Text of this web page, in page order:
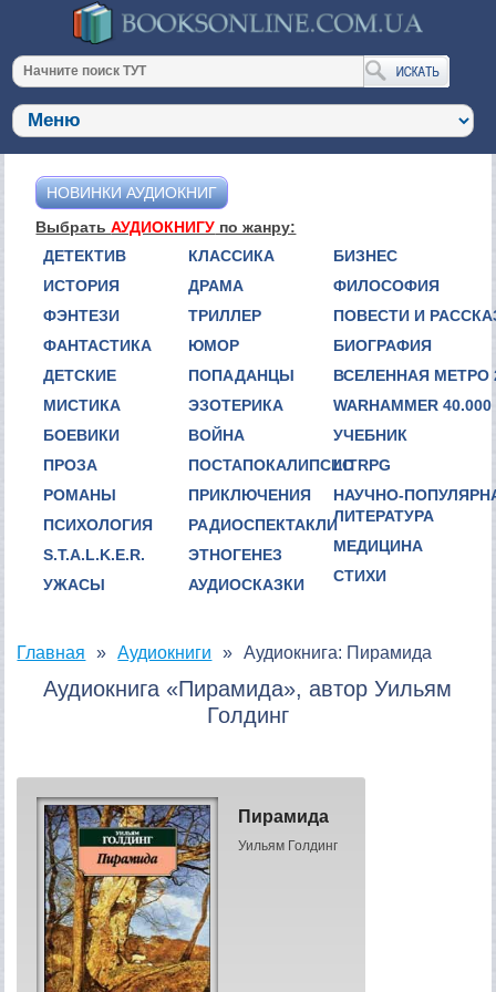
НОВИНКИ АУДИОКНИГ
ВыбратьАУДИОКНИГУ по жанру:
ДЕТЕКТИВ
ИСТОРИЯ
ФЭНТЕЗИ
ФАНТАСТИКА
ДЕТСКИЕ
МИСТИКА
БОЕВИКИ
ПРОЗА
РОМАНЫ
ПСИХОЛОГИЯ
S.T.A.L.K.E.R.
УЖАСЫ
КЛАССИКА
ДРАМА
ТРИЛЛЕР
ЮМОР
ПОПАДАНЦЫ
ЭЗОТЕРИКА
ВОЙНА
ПОСТАПОКАЛИПСИС
ПРИКЛЮЧЕНИЯ
РАДИОСПЕКТАКЛИ
ЭТНОГЕНЕЗ
АУДИОСКАЗКИ
БИЗНЕС
ФИЛОСОФИЯ
ПОВЕСТИ И
БИОГРАФИЯ
ВСЕЛЕННАЯ МЕТРО
WARHAMMER 40.000
УЧЕБНИК
LITRPG
НАУЧНО-
ЛИТЕРАТУРА
МЕДИЦИНА
СТИХИ
Главная Аудиокниги Аудиокнига: Пирамида
Аудиокнига «Пирамида», автор Уильям
Голдинг
Пирамида
Уильям Голдинг